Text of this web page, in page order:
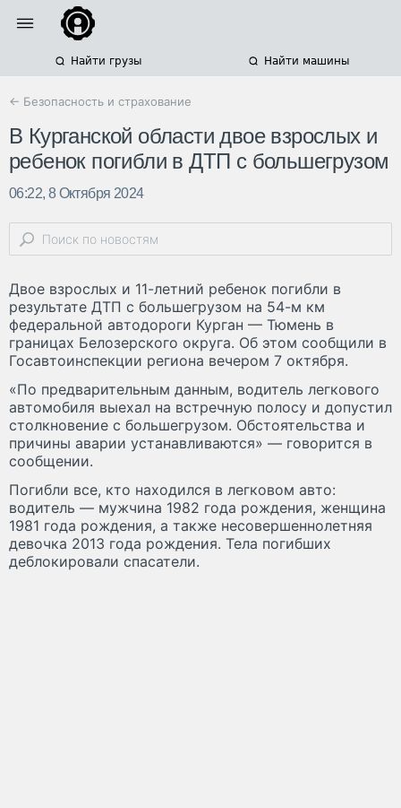
Найти грузы Найти машины
← Безопасность и страхование
В Курганской области двое взрослых и
ребенок погибли в ДТП с большегрузом
06:22, 8 Октября 2024
Двое взрослых и 11-летний ребенок погибли в
результате ДТП с большегрузом на 54-м км
федеральной автодороги Курган — Тюмень в
границах Белозерского округа. Об этом сообщили в
Госавтоинспекции региона вечером 7 октября.
«По предварительным данным, водитель легкового
автомобиля выехал на встречную полосу и допустил
столкновение с большегрузом. Обстоятельства и
причины аварии устанавливаются» — говорится в
сообщении.
Погибли все, кто находился в легковом авто:
водитель — мужчина 1982 года рождения, женщина
1981 года рождения, а также несовершеннолетняя
девочка 2013 года рождения. Тела погибших
деблокировали спасатели.